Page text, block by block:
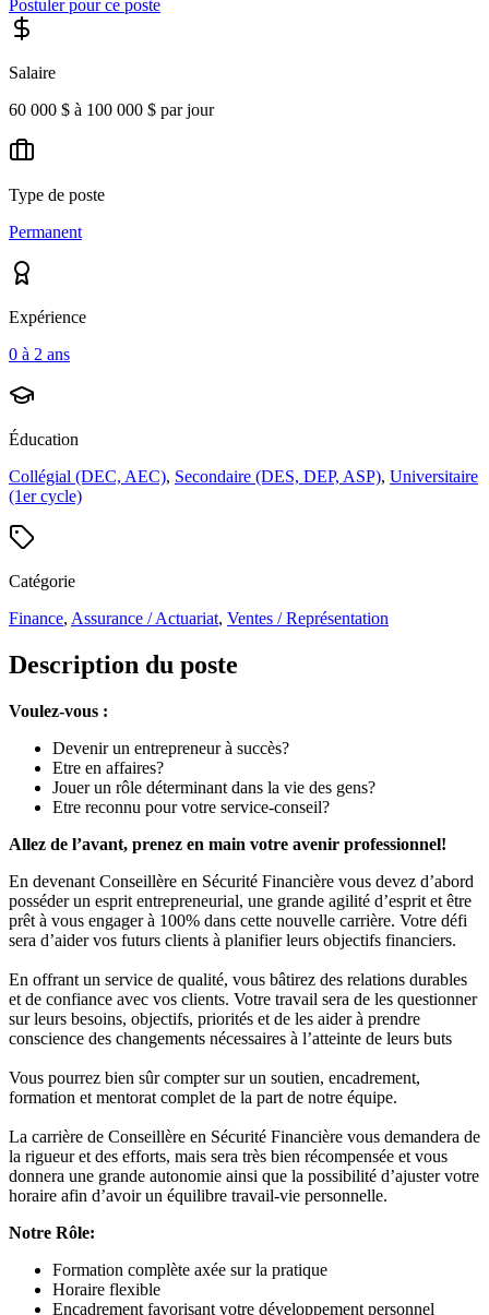
Postuler pour ce poste
Salaire
60 000 $ à 100 000 $ par jour
Type de poste
Permanent
Expérience
0 à 2 ans
Éducation
Collégial (DEC, AEC), Secondaire (DES, DEP, ASP), Universitaire
(1er cycle)
Catégorie
Finance, Assurance / Actuariat, Ventes / Représentation
Description du poste
Voulez-vous :
Devenir un entrepreneur à succès?
Etre en affaires?
Jouer un rôle déterminant dans la vie des gens?
Etre reconnu pour votre service-conseil?
Allez de l’avant, prenez en main votre avenir professionnel!
En devenant Conseillère en Sécurité Financière vous devez d’abord
posséder un esprit entrepreneurial, une grande agilité d’esprit et être
prêt à vous engager à 100% dans cette nouvelle carrière. Votre défi
sera d’aider vos futurs clients à planifier leurs objectifs financiers.
En offrant un service de qualité, vous bâtirez des relations durables
et de confiance avec vos clients. Votre travail sera de les questionner
sur leurs besoins, objectifs, priorités et de les aider à prendre
conscience des changements nécessaires à l’atteinte de leurs buts
Vous pourrez bien sûr compter sur un soutien, encadrement,
formation et mentorat complet de la part de notre équipe.
La carrière de Conseillère en Sécurité Financière vous demandera de
la rigueur et des efforts, mais sera très bien récompensée et vous
donnera une grande autonomie ainsi que la possibilité d’ajuster votre
horaire afin d’avoir un équilibre travail-vie personnelle.
Notre Rôle:
Formation complète axée sur la pratique
Horaire flexible
Encadrement favorisant votre développement personnel